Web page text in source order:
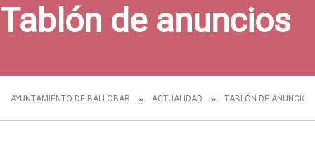
Tablón de anuncios
AYUNTAMIENTO DE BALLOBAR ACTUALIDAD TABLÓN DE ANUNCIOS